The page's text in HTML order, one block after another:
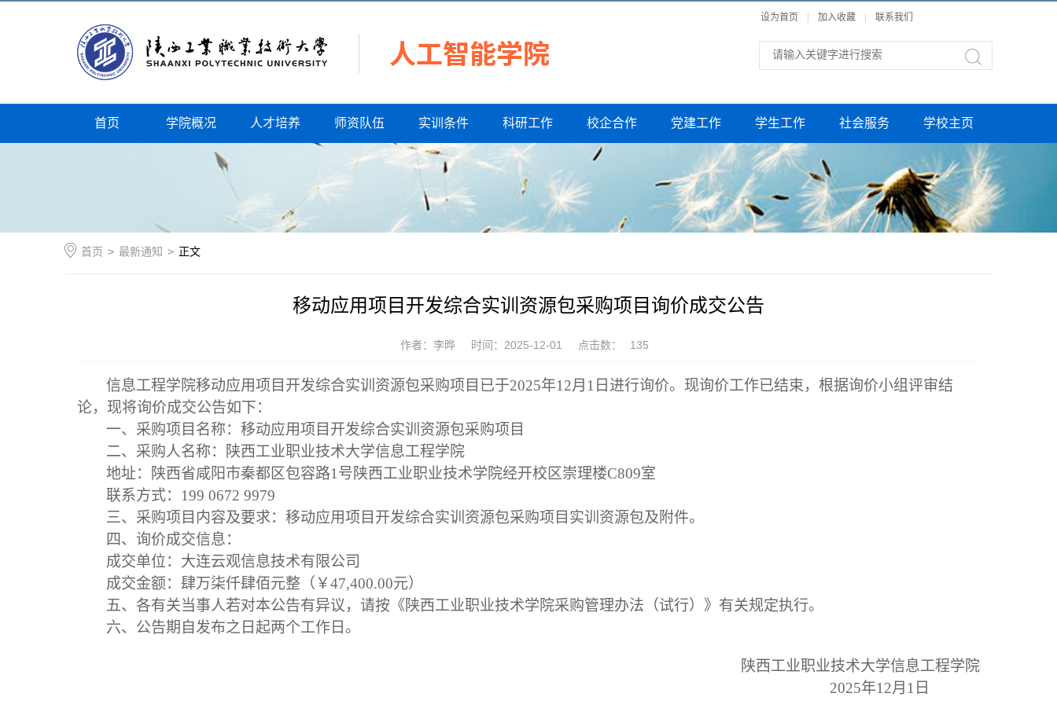
设为首页 加入收藏 联系我们
首页 学院概况 人才培养 师资队伍 实训条件 科研工作 校企合作 党建工作 学生工作 社会服务 学校主页
首页 > 最新通知 > 正文
移动应用项目开发综合实训资源包采购项目询价成交公告
作者：李晔 时间：2025-12-01 点击数： 135
信息工程学院移动应用项目开发综合实训资源包采购项目已于2025年1 2月 1 日进行询价。现询价工作已结束，根据询价小组评审结
论，现将询价成交公告如下：
一、采购项目名称：移动应用项目开发综合实训资源包采购项目
二、采购人名称：陕西工业职业技术大学信息工程学院
地址：陕西省咸阳市秦都区包容路1号陕西工业职业技术学院经开校区崇理楼C809室
联系方式： 199 0672 9979
三、采购项目内容及要求：移动应用项目开发综合实训资源包采购项目实训资源包及附件。
四、询价成交信息：
成交单位： 大连云观信息技术有限公司
成交金额： 肆万柒仟肆佰元整（￥47,400.00元）
五、各有关当事人若对本公告有异议，请按《陕西工业职业技术学院采购管理办法（试行）》有关规定执行。
六、公告期自发布之日起两个工作日。
陕西工业职业技术大学信息工程学院
2025年1 2月 1 日